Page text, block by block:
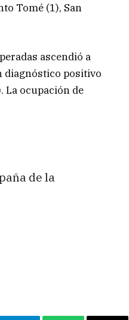
Tomé (1), San
ascendió a
diagnóstico positivo
La ocupación de
de la